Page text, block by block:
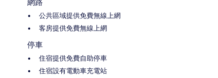
網路
公共區域提供免費無線上網
客房提供免費無線上網
停車
住宿提供免費自助停車
住宿設有電動車充電站